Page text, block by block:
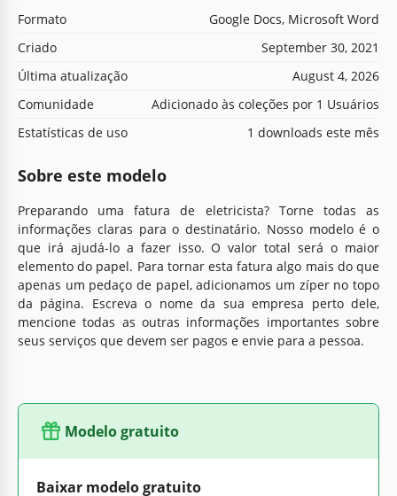
Formato
Google Docs, Microsoft Word
Criado
September 30, 2021
Última atualização
August 4, 2026
Comunidade
Adicionado às coleções por 1 Usuários
Estatísticas de uso
1 downloads este mês
Sobre este modelo
Preparando uma fatura de eletricista? Torne todas as
informações claras para o destinatário. Nosso modelo é o
que irá ajudá-lo a fazer isso. O valor total será o maior
elemento do papel. Para tornar esta fatura algo mais do que
apenas um pedaço de papel, adicionamos um zíper no topo
da página. Escreva o nome da sua empresa perto dele,
mencione todas as outras informações importantes sobre
seus serviços que devem ser pagos e envie para a pessoa.
Modelo gratuito
Baixar modelo gratuito